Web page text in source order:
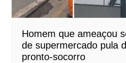
Homem que ameaçou
de supermercado pula
pronto-socorro